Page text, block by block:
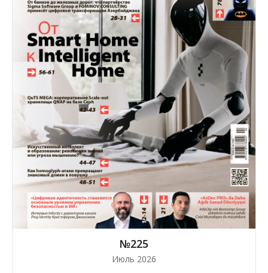
№225
Июль 2026